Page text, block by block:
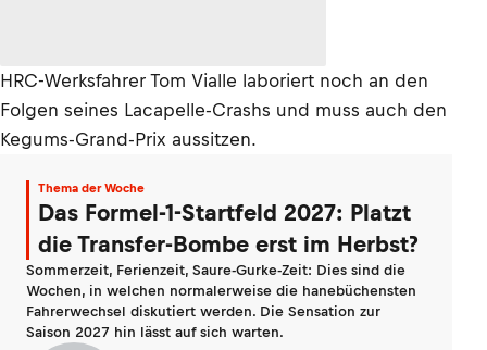
HRC-Werksfahrer Tom Vialle laboriert noch an den
Folgen seines Lacapelle-Crashs und muss auch den
Kegums-Grand-Prix aussitzen.
Thema der Woche
Das Formel-1-Startfeld 2027: Platzt
die Transfer-Bombe erst im Herbst?
Sommerzeit, Ferienzeit, Saure-Gurke-Zeit: Dies sind die
Wochen, in welchen normalerweise die hanebüchensten
Fahrerwechsel diskutiert werden. Die Sensation zur
Saison 2027 hin lässt auf sich warten.